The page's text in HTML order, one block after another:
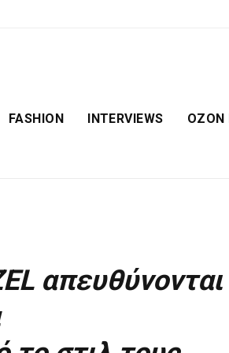
FASHION INTERVIEWS OZON
απευθύνονται